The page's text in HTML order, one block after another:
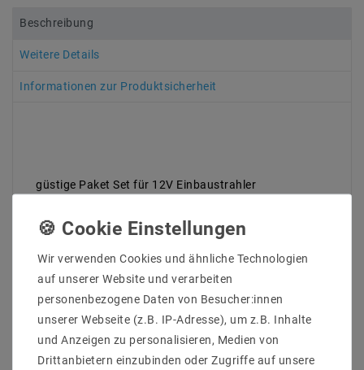
Beschreibung
Weitere Details
Informationen zur Produktsicherheit
güstige Paket Set für 12V Einbaustrahler
Stück MR16 12V Fassung ohne Leuchtmittel
EBRSETMR3753_10
Hersteller : Mextronic
Material : Stahlblech
MPN : 3753
Farbe/Optik : white
Schwenkbar : ja
Bauform : -
Wir verwenden Cookies und ähnliche Technologien
auf unserer Website und verarbeiten
personenbezogene Daten von Besucher:innen
unserer Webseite (z.B. IP-Adresse), um z.B. Inhalte
und Anzeigen zu personalisieren, Medien von
Drittanbietern einzubinden oder Zugriffe auf unsere